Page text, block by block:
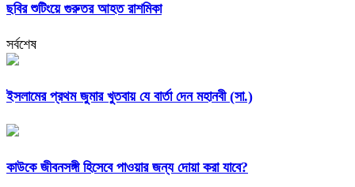
ছবির শুটিংয়ে গুরুতর আহত রাশমিকা
সর্বশেষ
ইসলামের প্রথম জুমার খুতবায় যে বার্তা দেন মহানবী (সা.)
কাউকে জীবনসঙ্গী হিসেবে পাওয়ার জন্য দোয়া করা যাবে?